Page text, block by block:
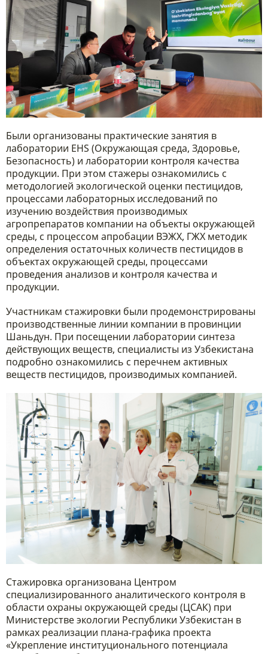
Были организованы практические занятия в
лаборатории EHS (Окружающая среда, Здоровье,
Безопасность) и лаборатории контроля качества
продукции. При этом стажеры ознакомились с
методологией экологической оценки пестицидов,
процессами лабораторных исследований по
изучению воздействия производимых
агропрепаратов компании на объекты окружающей
среды, с процессом апробации ВЭЖХ, ГЖХ методик
определения остаточных количеств пестицидов в
объектах окружающей среды, процессами
проведения анализов и контроля качества и
продукции.
Участникам стажировки были продемонстрированы
производственные линии компании в провинции
Шаньдун. При посещении лаборатории синтеза
действующих веществ, специалисты из Узбекистана
подробно ознакомились с перечнем активных
веществ пестицидов, производимых компанией.
Стажировка организована Центром
специализированного аналитического контроля в
области охраны окружающей среды (ЦСАК) при
Министерстве экологии Республики Узбекистан в
рамках реализации плана-графика проекта
«Укрепление институционального потенциала